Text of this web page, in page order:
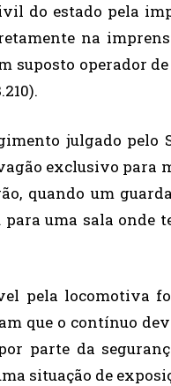
do estado pela
na
suposto operador
julgado pelo
exclusivo para
quando um
para uma sala
pela locomotiva
que o contínuo
parte da
situação de